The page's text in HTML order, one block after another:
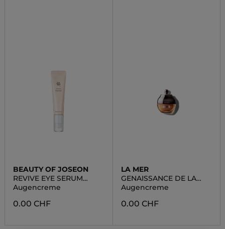
BEAUTY OF JOSEON
REVIVE EYE SERUM
GINSENG + RETINAL
Augencreme
0.00 CHF
LA MER
GENAISSANCE DE LA
MER
Augencreme
0.00 CHF